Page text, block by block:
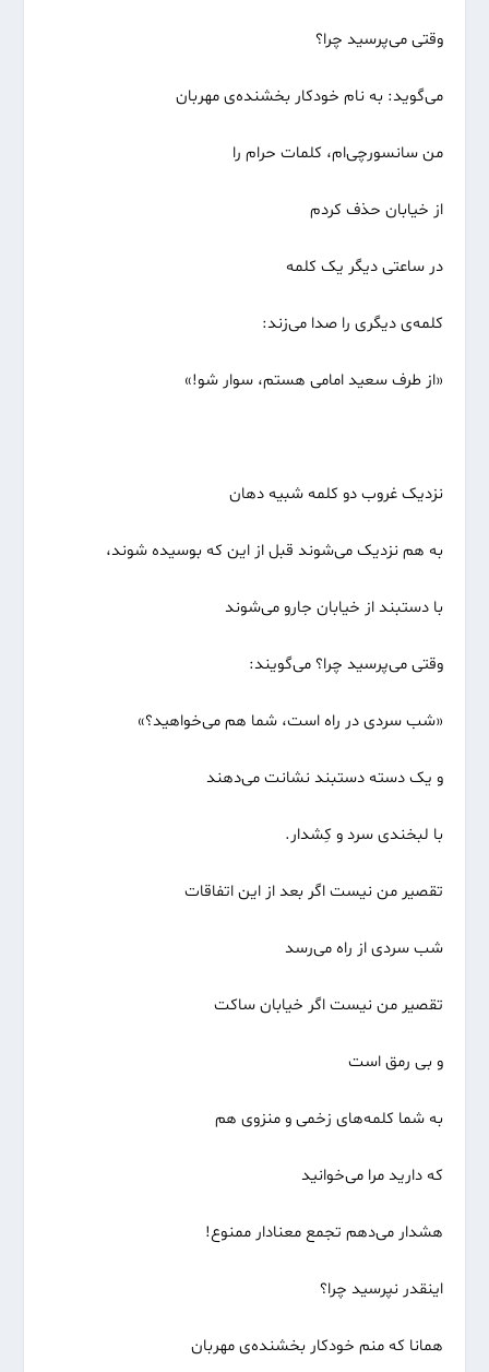
وقتی می‌پرسید چرا؟
می‌گوید: به نام خودکار بخشنده‌ی مهربان
من سانسورچی‌ام، کلمات حرام را
از خیابان حذف کردم
در ساعتی دیگر یک کلمه
کلمه‌ی دیگری را صدا می‌زند:
«از طرف سعید امامی هستم، سوار شو!»
نزدیک غروب دو کلمه شبیه دهان
به هم نزدیک می‌شوند قبل از این که بوسیده شوند،
با دستبند از خیابان جارو می‌شوند
وقتی می‌پرسید چرا؟ می‌گویند:
«شب سردی در راه است، شما هم می‌خواهید؟»
و یک دسته دستبند نشانت می‌دهند
با لبخندی سرد و کِشدار.
تقصیر من نیست اگر بعد از این اتفاقات
شب سردی از راه می‌رسد
تقصیر من نیست اگر خیابان ساکت
و بی رمق است
به شما کلمه‌های زخمی و منزوی هم
که دارید مرا می‌خوانید
هشدار می‌دهم تجمع معنادار ممنوع!
اینقدر نپرسید چرا؟
همانا که منم خودکار بخشنده‌ی مهربان